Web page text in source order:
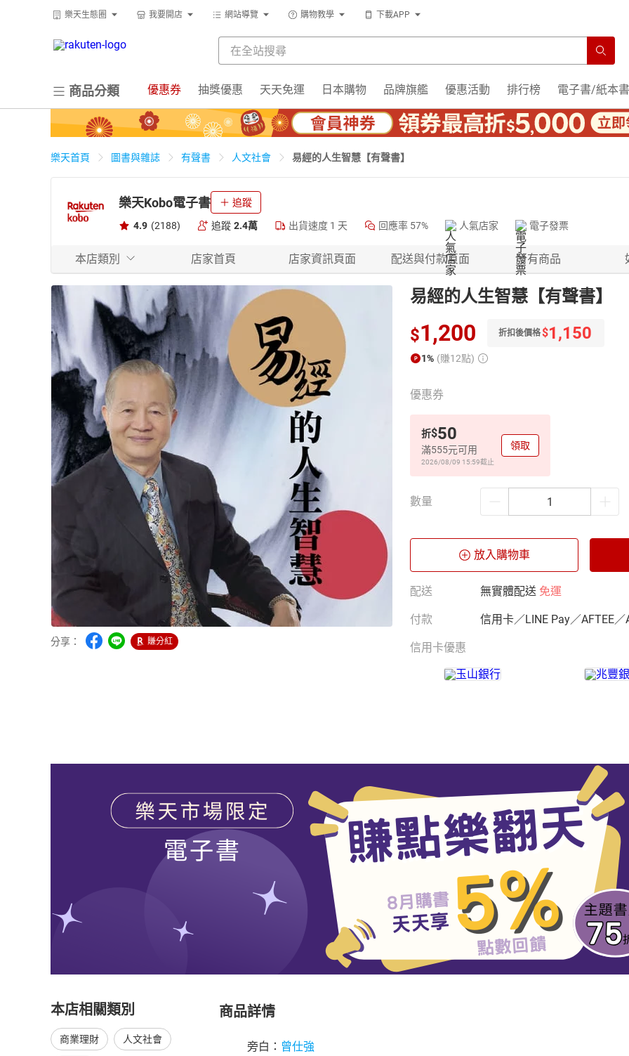
樂天生態圈 我要開店 網站導覽 購物教學 下載APP
商品分類 優惠券 抽獎優惠 天天免運 日本購物 品牌旗艦 優惠活動 排行榜 電子書/紙本書
樂天首頁 圖書與雜誌 有聲書 人文社會 易經的人生智慧【有聲書】
樂天Kobo電子書 追蹤
4.9 (2188) 追蹤 2.4萬 出貨速度 1 天 回應率 57% 人氣店家 電子發票
本店類別 店家首頁 店家資訊頁面 配送與付款頁面 所有商品
分享： 賺分紅
易經的人生智慧【有聲書】
$1,200 折扣後價格$1,150
1% (賺12點)
優惠券
折$50
滿555元可用
2026/08/09 15:59截止
領取
數量
放入購物車
配送 無實體配送 免運
付款 信用卡／LINE Pay／AFTEE／
信用卡優惠
本店相關類別
商業理財 人文社會
商品詳情
旁白： 曾仕強